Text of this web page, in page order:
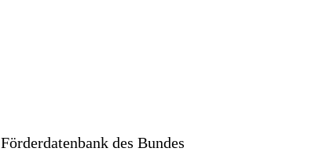
Förderdatenbank des Bundes